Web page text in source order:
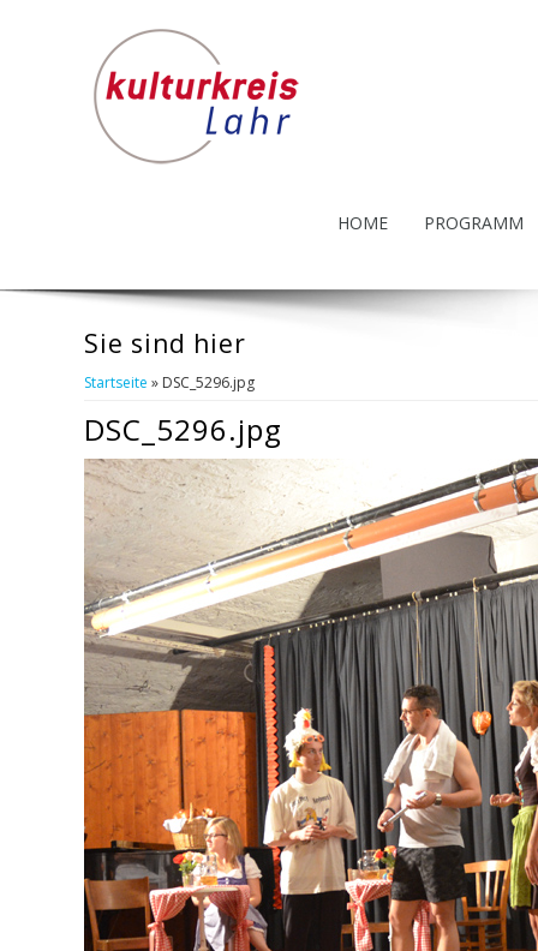
HOME PROGRAMM
Sie sind hier
Startseite » DSC_5296.jpg
DSC_5296.jpg